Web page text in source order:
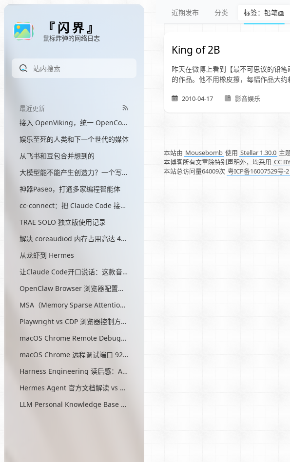
『 闪 界 』
鼠标炸弹的网络日志
最近更新
接入 OpenViking，统一 OpenCode 和 Hermes 的记忆
娱乐至死的人类和下一个世代的媒体
从飞书和豆包合并想到的
大模型能不能产生创造力？一个写了三个月网文的程序员的答案
神器Paseo，打通多家编程智能体
cc-connect：把 Claude Code 接入飞书
TRAE SOLO 独立版使用记录
解决 coreaudiod 内存占用高达 45G 的问题
从龙虾到 Hermes
让Claude Code开口说话：这款音效插件让我把编程玩成了游戏
OpenClaw Browser 浏览器配置指南
MSA（Memory Sparse Attention）— 突破 AI 记忆瓶颈的开源方案
Playwright vs CDP 浏览器控制方式对比
macOS Chrome Remote Debugging 配置
macOS Chrome 远程调试端口 9222 启动问题与最终解决方案
Harness Engineering 读后感：AI工程的第三次范式转移
Hermes Agent 官方文档解读 vs OpenClaw
LLM Personal Knowledge Base Pattern (Karpathy)
近期发布 分类 标签：铅笔画
King of 2B
昨天在微博上看到【最不可思议的铅
的作品。他不用橡皮擦，每幅作品大约
2010-04-17 影音娱乐
本站由 Mousebomb 使用 Stellar 1.30.0 主
本博客所有文章除特别声明外，均采用 CC
本站总访问量64009次 粤ICP备16007529号-2